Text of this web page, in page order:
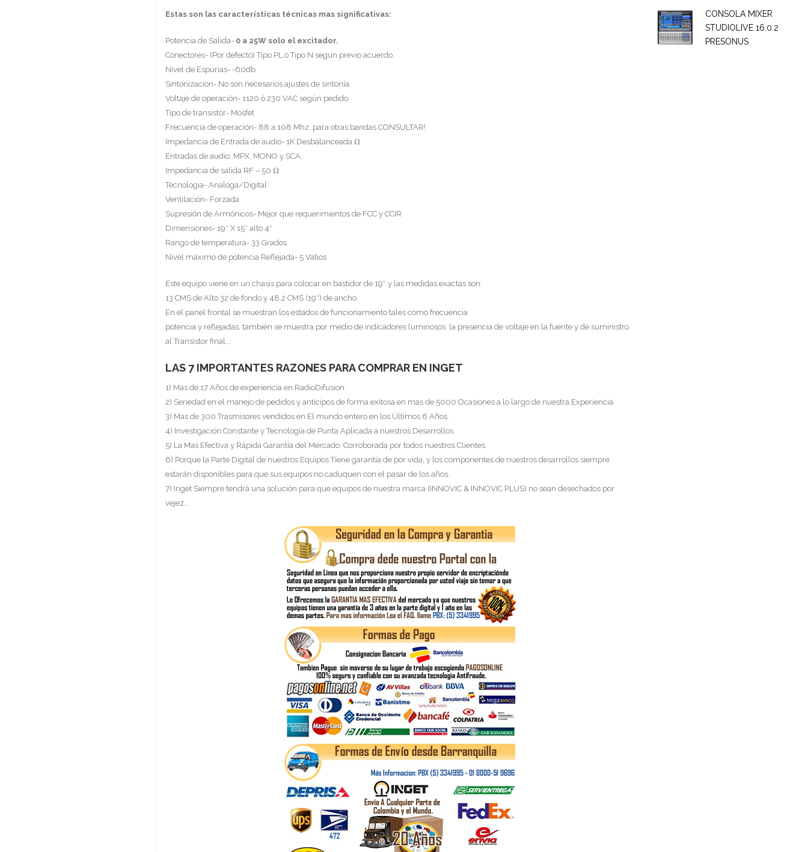
Estas son las características técnicas mas significativas:
Potencia de Salida- 0 a 25W solo el excitador.
Conectores- (Por defecto) Tipo PL ó Tipo N segun previo acuerdo.
Nivel de Espurias- -60db
Sintonización- No son necesarios ajustes de sintonía.
Voltaje de operación- 1120 ó 230 VAC según pedido.
Tipo de transistor- Mosfet
Frecuencia de operación- 88 a 108 Mhz, para otras bandas CONSULTAR!
Impedancia de Entrada de audio- 1K Desbalanceada Ω
Entradas de audio: MPX, MONO y SCA.
Impedancia de salida RF – 50 Ω
Tecnologia- Analoga/Digital
Ventilación- Forzada
Supresión de Armónicos- Mejor que requerimientos de FCC y CCIR
Dimensiones- 19″ X 15″ alto 4″
Rango de temperatura- 33 Grados
Nivel máximo de potencia Reflejada- 5 Vatios
Este equipo viene en un chasis para colocar en bastidor de 19″ y las medidas exactas son:
13 CMS de Alto 32 de fondo y 48.2 CMS (19″) de ancho.
En el panel frontal se muestran los estados de funcionamiento tales como frecuencia
potencia y reflejadas, también se muestra por medio de indicadores luminosos la presencia de voltaje en la fuente y de suministro
al Transistor final….
LAS 7 IMPORTANTES RAZONES PARA COMPRAR EN INGET
1) Mas de 17 Años de experiencia en RadioDifusion.
2) Seriedad en el manejo de pedidos y anticipos de forma exitosa en mas de 5000 Ocasiones a lo largo de nuestra Experiencia.
3) Mas de 300 Trasmisores vendidos en El mundo entero en los Últimos 6 Años.
4) Investigación Constante y Tecnología de Punta Aplicada a nuestros Desarrollos.
5) La Mas Efectiva y Rápida Garantía del Mercado. Corroborada por todos nuestros Clientes.
6) Porque la Parte Digital de nuestros Equipos Tiene garantía de por vida, y los componentes de nuestros desarrollos siempre
estarán disponibles para que sus equipos no caduquen con el pasar de los años.
7) Inget Siempre tendrá una solución para que equipos de nuestra marca (INNOVIC & INNOVIC PLUS) no sean desechados por
vejez…
CONSOLA MIXER
STUDIOLIVE 16.0.2
PRESONUS